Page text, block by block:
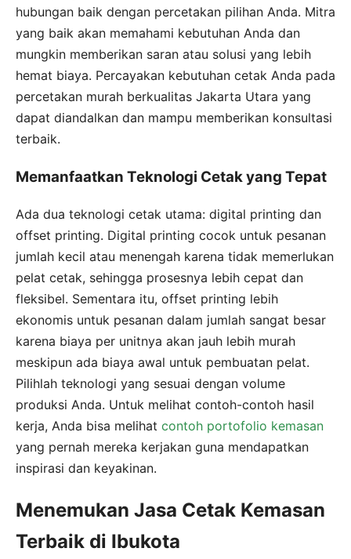
hubungan baik dengan percetakan pilihan Anda. Mitra
yang baik akan memahami kebutuhan Anda dan
mungkin memberikan saran atau solusi yang lebih
hemat biaya. Percayakan kebutuhan cetak Anda pada
percetakan murah berkualitas Jakarta Utara yang
dapat diandalkan dan mampu memberikan konsultasi
terbaik.
Memanfaatkan Teknologi Cetak yang Tepat
Ada dua teknologi cetak utama: digital printing dan
offset printing. Digital printing cocok untuk pesanan
jumlah kecil atau menengah karena tidak memerlukan
pelat cetak, sehingga prosesnya lebih cepat dan
fleksibel. Sementara itu, offset printing lebih
ekonomis untuk pesanan dalam jumlah sangat besar
karena biaya per unitnya akan jauh lebih murah
meskipun ada biaya awal untuk pembuatan pelat.
Pilihlah teknologi yang sesuai dengan volume
produksi Anda. Untuk melihat contoh-contoh hasil
kerja, Anda bisa melihat contoh portofolio kemasan
yang pernah mereka kerjakan guna mendapatkan
inspirasi dan keyakinan.
Menemukan Jasa Cetak Kemasan
Terbaik di Ibukota